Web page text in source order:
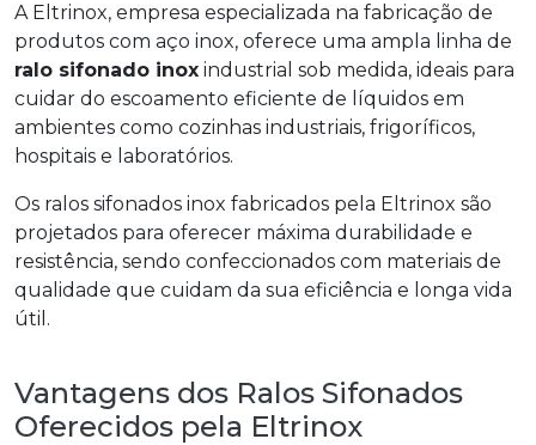
A Eltrinox, empresa especializada na fabricação de
produtos com aço inox, oferece uma ampla linha de
ralo sifonado inox industrial sob medida, ideais para
cuidar do escoamento eficiente de líquidos em
ambientes como cozinhas industriais, frigoríficos,
hospitais e laboratórios.
Os ralos sifonados inox fabricados pela Eltrinox são
projetados para oferecer máxima durabilidade e
resistência, sendo confeccionados com materiais de
qualidade que cuidam da sua eficiência e longa vida
útil.
Vantagens dos Ralos Sifonados
Oferecidos pela Eltrinox